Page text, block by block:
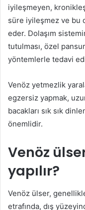
iyileşmeyen,
süre iyileşmez ve bu
eder. Dolaşım
tutulması, özel
yöntemlerle tedavi
Venöz yetmezlik
egzersiz yapmak,
bacakları sık sık
önemlidir.
Venöz
yapılır?
Venöz ülser,
etrafında, dış